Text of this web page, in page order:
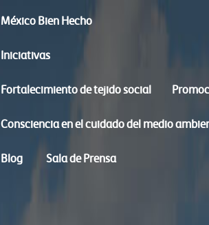
México Bien Hecho
Iniciativas
Fortalecimiento de tejido social
Consciencia en el cuidado del medio
Blog Sala de Prensa